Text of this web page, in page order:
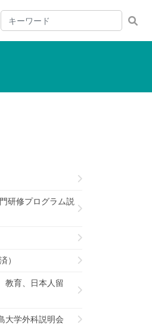
研修プログラム説
）
教育、日本人留
大学外科説明会